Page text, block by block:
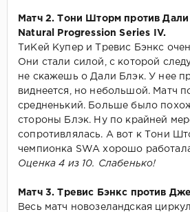
Матч 2. Тони Шторм против Дали
Natural Progression Series IV.
ТиКей Купер и Тревис Бэнкс
Они стали силой, с которой
не скажешь о Дали Блэк. У нее
виднеется, но небольшой. Матч
средненький. Больше было
стороны Блэк. Ну по крайней
сопротивлялась. А вот к Тони
чемпионка SWA хорошо
Оценка 4 из 10. Слабенько!
Матч 3. Тревис Бэнкс против
Весь матч новозеландская